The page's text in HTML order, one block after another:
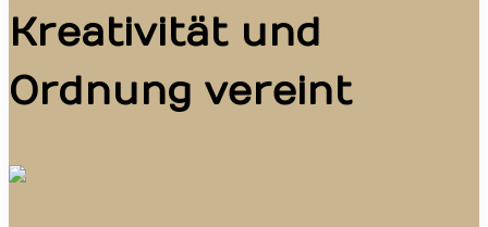
Kreativität und
Ordnung vereint